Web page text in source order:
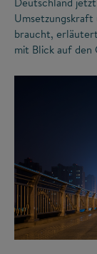
Umsetzungskraft
braucht,
mit Blick auf den